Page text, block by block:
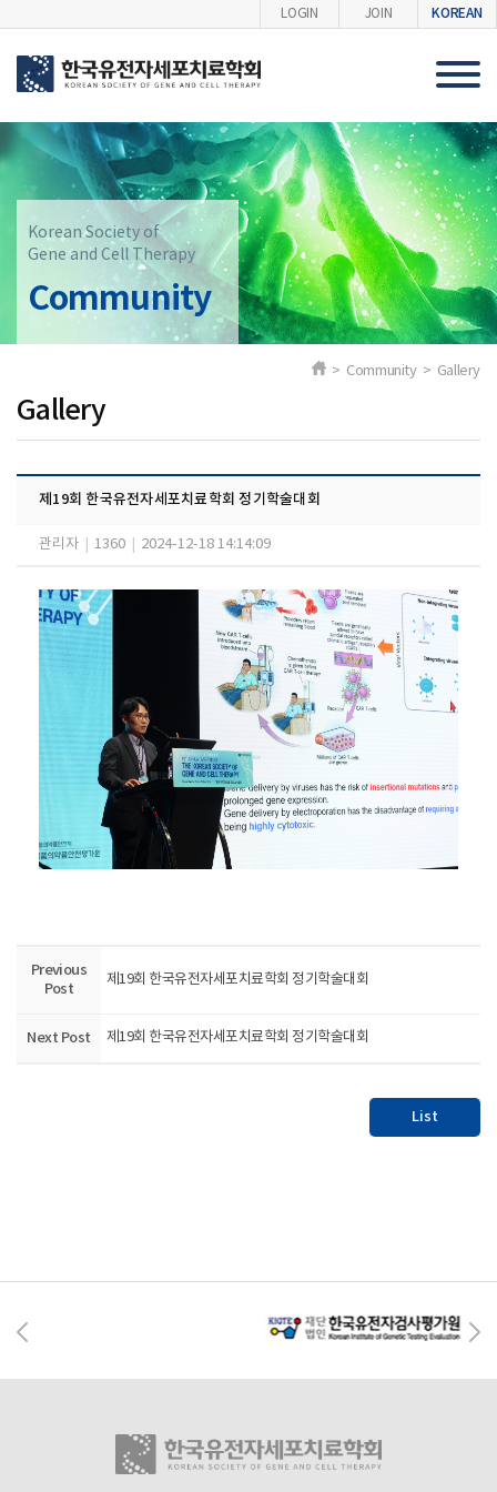
LOGIN JOIN KOREAN
Korean Society of
Gene and Cell Therapy
Community
Gallery
> Community > Gallery
제19회 한국유전자세포치료학회 정기학술대회
관리자 1360 2024-12-18 14:14:09
Previous
Post
제19회 한국유전자세포치료학회 정기학술대회
Next Post 제19회 한국유전자세포치료학회 정기학술대회
List